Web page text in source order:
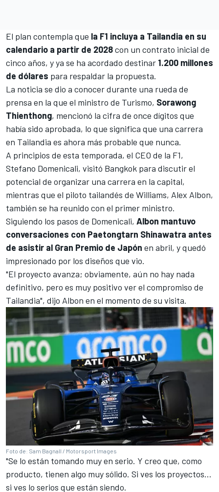
El plan contempla que la F1 incluya a Tailandia en su
calendario a partir de 2028con un contrato inicial de
cinco años, y ya se ha acordado destinar 1.200 millones
de dólares para respaldar la propuesta.
La noticia se dio a conocer durante una rueda de
prensa en la que el ministro de Turismo, Sorawong
Thienthong, mencionó la cifra de once dígitos que
había sido aprobada, lo que significa que una carrera
en Tailandia es ahora más probable que nunca.
A principios de esta temporada, el CEO de la F1,
Stefano Domenicali, visitó Bangkok para discutir el
potencial de organizar una carrera en la capital,
mientras que el piloto tailandés de Williams, Alex Albon,
también se ha reunido con el primer ministro.
Siguiendo los pasos de Domenicali, Albon mantuvo
conversaciones con Paetongtarn Shinawatra antes
de asistir al Gran Premio de Japón en abril, y quedó
impresionado por los diseños que vio.
"El proyecto avanza; obviamente, aún no hay nada
definitivo, pero es muy positivo ver el compromiso de
Tailandia", dijo Albon en el momento de su visita.
Foto de: Sam Bagnall / Motorsport Images
"Se lo están tomando muy en serio. Y creo que, como
producto, tienen algo muy sólido. Si ves los proyectos...
si ves lo serios que están siendo.